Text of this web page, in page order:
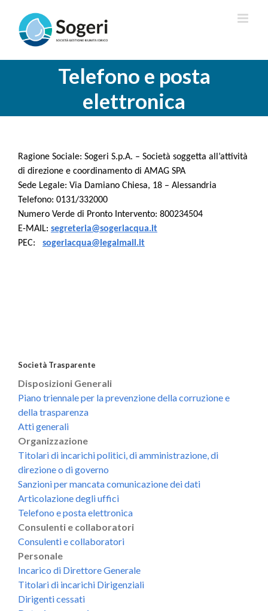
contenuto
Telefono e posta
elettronica
Ragione Sociale: Sogeri S.p.A. – Società soggetta all’attività
di direzione e coordinamento di AMAG SPA
Sede Legale: Via Damiano Chiesa, 18 – Alessandria
Telefono: 0131/332000
Numero Verde di Pronto Intervento: 800234504
E-MAIL: segreteria@sogeriacqua.it
PEC: sogeriacqua@legalmail.it
Società Trasparente
Disposizioni Generali
Piano triennale per la prevenzione della corruzione e
della trasparenza
Atti generali
Organizzazione
Titolari di incarichi politici, di amministrazione, di
direzione o di governo
Sanzioni per mancata comunicazione dei dati
Articolazione degli uffici
Telefono e posta elettronica
Consulenti e collaboratori
Consulenti e collaboratori
Personale
Incarico di Direttore Generale
Titolari di incarichi Dirigenziali
Dirigenti cessati